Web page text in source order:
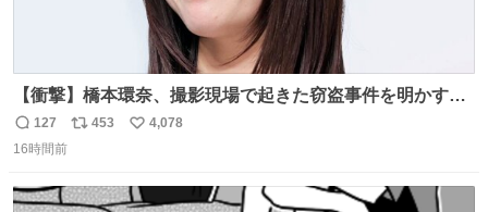
【衝撃】橋本環奈、撮影現場で起きた窃盗事件を明かす
「警察が来てました」 news.livedoor.com/article/detail…
橋本は「撮影現場で照明さんのケーブルが盗まれて…。廃
述懐。専門家も「銅の価値が上がってるんですよね…」と
返
信
127
リ
ト
453
い
数
4,078
16時間前